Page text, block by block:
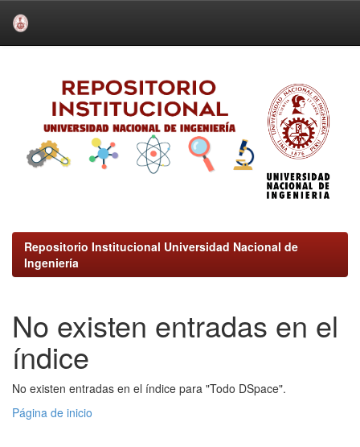
Repositorio Institucional Universidad Nacional de
Ingeniería
No existen entradas en el
índice
No existen entradas en el índice para "Todo DSpace".
Página de inicio